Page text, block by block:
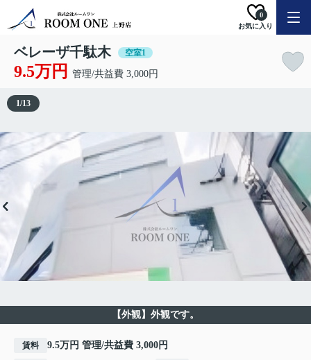
お気に入り
0
ベレーザ千駄木 空室1
9.5万円 管理/共益費 3,000円
【外観】外観です。
1/13
賃料 9.5万円 管理/共益費 3,000円